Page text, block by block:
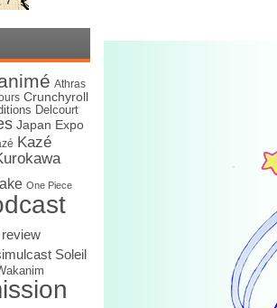
Athras
Crunchyroll
Delcourt
Japan Expo
Kazé
One Piece
review
Soleil